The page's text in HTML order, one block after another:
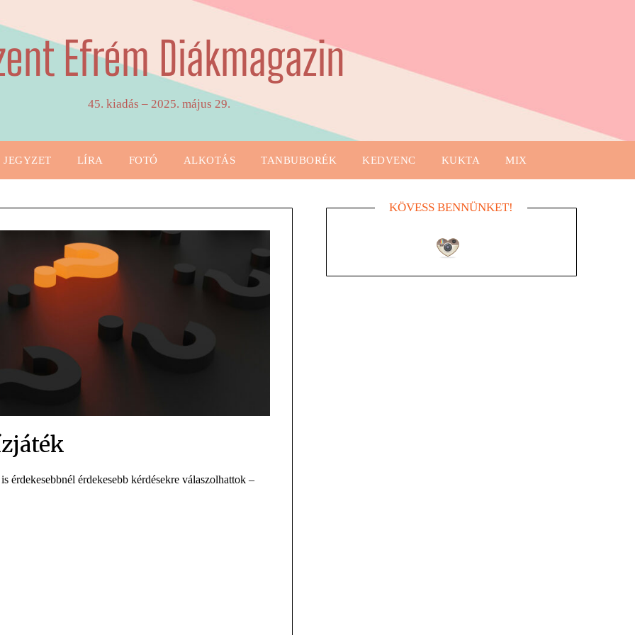
Efrém Diákmagazin
45. kiadás – 2025. május 29.
JEGYZET LÍRA FOTÓ ALKOTÁS TANBUBORÉK KEDVENC KUKTA MIX
érdekesebbnél érdekesebb kérdésekre válaszolhattok –
KÖVESS BENNÜNKET!